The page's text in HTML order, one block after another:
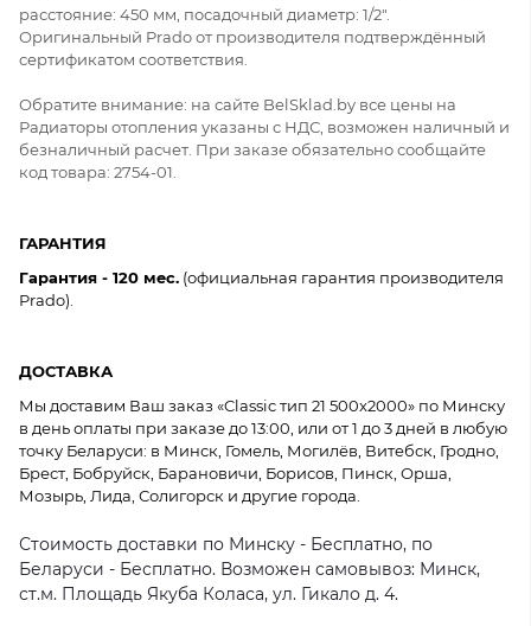
расстояние: 450 мм, посадочный диаметр: 1/2".
Оригинальный Prado от производителя подтверждённый
сертификатом соответствия.
Обратите внимание: на сайте BelSklad.by все цены на
Радиаторы отопления указаны с НДС, возможен наличный и
безналичный расчет. При заказе обязательно сообщайте
код товара: 2754-01.
ГАРАНТИЯ
Гарантия - 120 мес. (официальная гарантия производителя
Prado).
ДОСТАВКА
Мы доставим Ваш заказ «Classic тип 21 500x2000» по Минску
в день оплаты при заказе до 13:00, или от 1 до 3 дней в любую
точку Беларуси: в Минск, Гомель, Могилёв, Витебск, Гродно,
Брест, Бобруйск, Барановичи, Борисов, Пинск, Орша,
Мозырь, Лида, Солигорск и другие города.
Стоимость доставки по Минску - Бесплатно, по
Беларуси - Бесплатно. Возможен самовывоз: Минск,
ст.м. Площадь Якуба Коласа, ул. Гикало д. 4.